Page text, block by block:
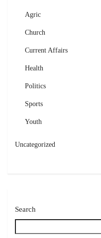
Agric
Church
Current Affairs
Health
Politics
Sports
Youth
Uncategorized
Search